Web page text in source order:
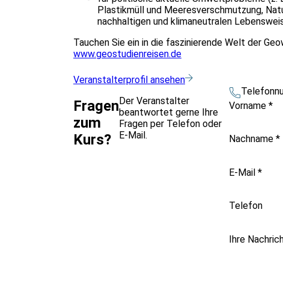
Plastikmüll und Meeresverschmutzung,
nachhaltigen und klimaneutralen
Tauchen Sie ein in die faszinierende Welt der
www.geostudienreisen.de
Veranstalterprofil ansehen
Fragen
zum
Kurs?
Der Veranstalter
beantwortet gerne Ihre
Fragen per Telefon oder
E-Mail.
Vorname*
Nachname*
E-Mail*
Telefon
Ihre